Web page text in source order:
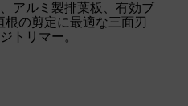
アルミ製排葉板、有効ブ
根の剪定に最適な三面刃
トリマー。